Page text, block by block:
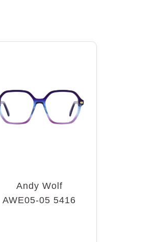
Andy Wolf
AWE05-05 5416